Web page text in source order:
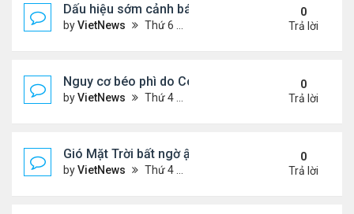
Dấu hiệu sớm cảnh báo bệnh tiểu đường
byVietNews Thứ 6 Tháng 8 12, 2022 3:03 pm
0
Trả lời
Nguy cơ béo phì do Covid-19
byVietNews Thứ 4 Tháng 8 10, 2022 5:13 pm
0
Trả lời
Gió Mặt Trời bất ngờ ập tới Trái Đất
byVietNews Thứ 4 Tháng 8 10, 2022 3:06 pm
0
Trả lời